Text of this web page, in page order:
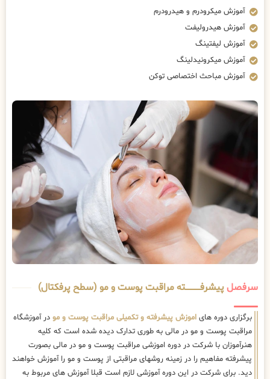
آموزش میکرودرم و هیدرودرم
آموزش هیدرولیفت
آموزش لیفتینگ
آموزش میکرونیدلینگ
آموزش مباحث اختصاصی توکن
سرفصلپیشرفــــــــــــته مراقبت پوست و مو (سطح پرفکتال)
برگزاری دوره های اموزش پیشرفته و تکمیلی مراقبت پوست و مو در آموزشگاه
مراقبت پوست و مو در مالی به طوری تدارک دیده شده است که کلیه
هنرآموزان با شرکت در دوره اموزشی مراقبت پوست و مو در مالی بصورت
پیشرفته مفاهیم را در زمینه روشهای مراقبتی از پوست و مو را آموزش خواهند
دید. برای شرکت در این دوره آموزشی لازم است قبلا آموزش های مربوط به